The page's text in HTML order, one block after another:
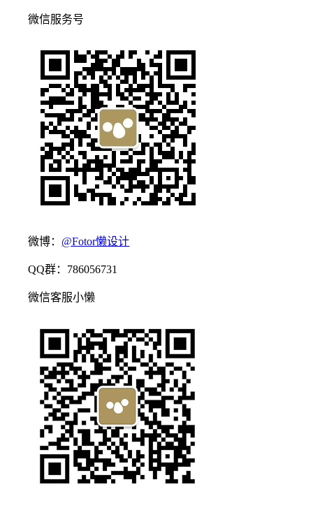
微信服务号
微博： @Fotor懒设计
QQ群：786056731
微信客服小懒